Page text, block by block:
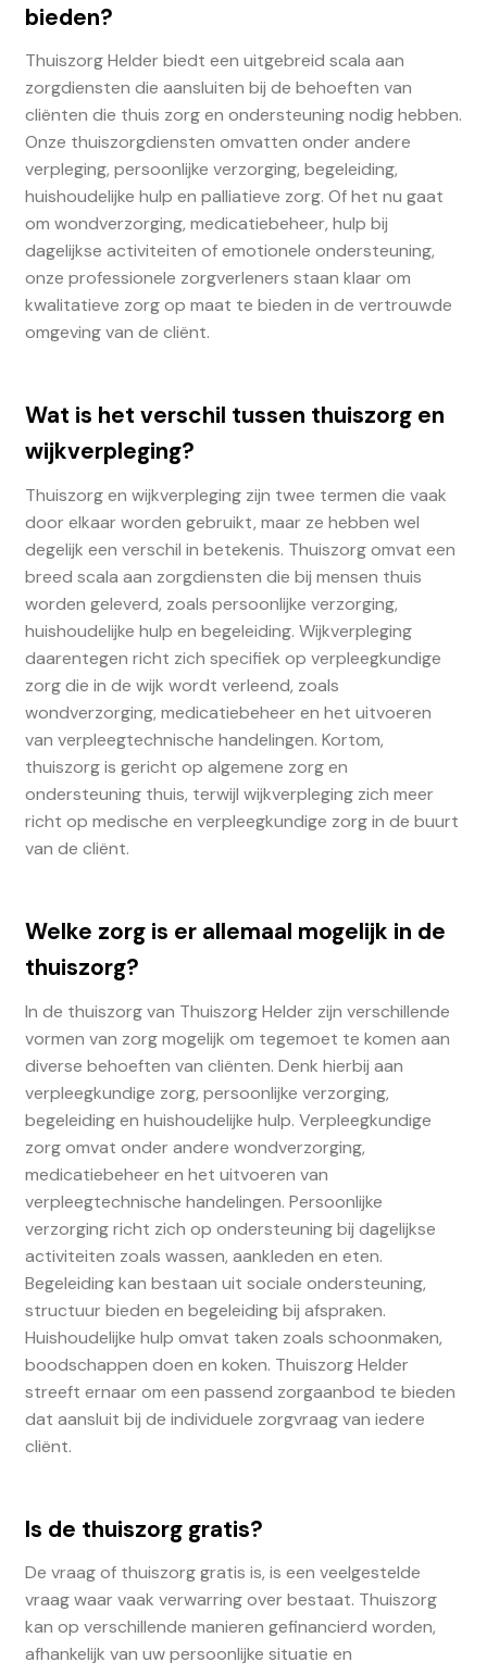
bieden?
Thuiszorg Helder biedt een uitgebreid scala aan
zorgdiensten die aansluiten bij de behoeften van
cliënten die thuis zorg en ondersteuning nodig hebben.
Onze thuiszorgdiensten omvatten onder andere
verpleging, persoonlijke verzorging, begeleiding,
huishoudelijke hulp en palliatieve zorg. Of het nu gaat
om wondverzorging, medicatiebeheer, hulp bij
dagelijkse activiteiten of emotionele ondersteuning,
onze professionele zorgverleners staan klaar om
kwalitatieve zorg op maat te bieden in de vertrouwde
omgeving van de cliënt.
Wat is het verschil tussen thuiszorg en
wijkverpleging?
Thuiszorg en wijkverpleging zijn twee termen die vaak
door elkaar worden gebruikt, maar ze hebben wel
degelijk een verschil in betekenis. Thuiszorg omvat een
breed scala aan zorgdiensten die bij mensen thuis
worden geleverd, zoals persoonlijke verzorging,
huishoudelijke hulp en begeleiding. Wijkverpleging
daarentegen richt zich specifiek op verpleegkundige
zorg die in de wijk wordt verleend, zoals
wondverzorging, medicatiebeheer en het uitvoeren
van verpleegtechnische handelingen. Kortom,
thuiszorg is gericht op algemene zorg en
ondersteuning thuis, terwijl wijkverpleging zich meer
richt op medische en verpleegkundige zorg in de buurt
van de cliënt.
Welke zorg is er allemaal mogelijk in de
thuiszorg?
In de thuiszorg van Thuiszorg Helder zijn verschillende
vormen van zorg mogelijk om tegemoet te komen aan
diverse behoeften van cliënten. Denk hierbij aan
verpleegkundige zorg, persoonlijke verzorging,
begeleiding en huishoudelijke hulp. Verpleegkundige
zorg omvat onder andere wondverzorging,
medicatiebeheer en het uitvoeren van
verpleegtechnische handelingen. Persoonlijke
verzorging richt zich op ondersteuning bij dagelijkse
activiteiten zoals wassen, aankleden en eten.
Begeleiding kan bestaan uit sociale ondersteuning,
structuur bieden en begeleiding bij afspraken.
Huishoudelijke hulp omvat taken zoals schoonmaken,
boodschappen doen en koken. Thuiszorg Helder
streeft ernaar om een passend zorgaanbod te bieden
dat aansluit bij de individuele zorgvraag van iedere
cliënt.
Is de thuiszorg gratis?
De vraag of thuiszorg gratis is, is een veelgestelde
vraag waar vaak verwarring over bestaat. Thuiszorg
kan op verschillende manieren gefinancierd worden,
afhankelijk van uw persoonlijke situatie en